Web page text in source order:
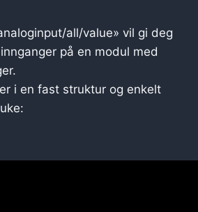
all/value» vil gi deg
på en modul med
i en fast struktur og enkelt